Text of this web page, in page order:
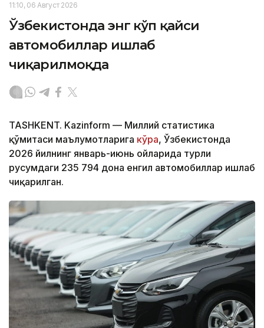
11:10, 06 Август 2026
Ўзбекистонда энг кўп қайси
автомобиллар ишлаб
чиқарилмоқда
TASHKENT. Kazinform — Миллий статистика
қўмитаси маълумотларига кўра, Ўзбекистонда
2026 йилнинг январь-июнь ойларида турли
русумдаги 235 794 дона енгил автомобиллар ишлаб
чиқарилган.